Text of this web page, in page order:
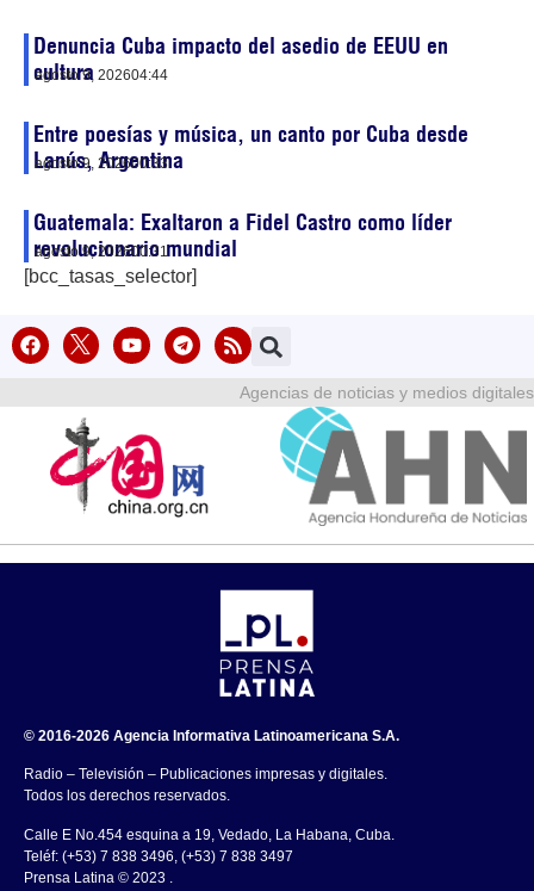
Denuncia Cuba impacto del asedio de EEUU en
cultura
agosto 9, 202604:44
Entre poesías y música, un canto por Cuba desde
Lanús, Argentina
agosto 9, 202600:33
Guatemala: Exaltaron a Fidel Castro como líder
revolucionario mundial
agosto 9, 202600:31
[bcc_tasas_selector]
Agencias de noticias y medios digitales
© 2016-2026 Agencia Informativa Latinoamericana S.A.
Radio – Televisión – Publicaciones impresas y digitales.
Todos los derechos reservados.
Calle E No.454 esquina a 19, Vedado, La Habana, Cuba.
Teléf: (+53) 7 838 3496, (+53) 7 838 3497
Prensa Latina © 2023 .